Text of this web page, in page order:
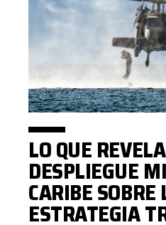
LO QUE
DESPLIEGUE
CARIBE SOBRE
ESTRATEGIA